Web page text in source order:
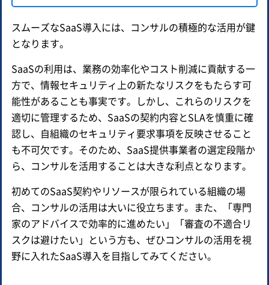
スムーズなSaaS導入には、コンサルの積極的な活用が鍵
となります。
SaaSの利用は、業務の効率化やコスト削減に貢献する一
方で、情報セキュリティ上の新たなリスクをもたらす可
能性があることも事実です。しかし、これらのリスクを
適切に管理するため、SaaSの契約内容とSLAを慎重に確
認し、自組織のセキュリティ要求事項を反映させること
も不可欠です。そのため、SaaS提供事業者の選定段階か
ら、コンサルを活用することは大きな利点となります。
初めてのSaaS契約やリソースが限られている組織の場
合、コンサルの活用は大いに役立ちます。また、「専門
家のアドバイスで効率的に進めたい」「審査の不適合リ
スクは避けたい」という方も、ぜひコンサルの活用を視
野に入れたSaaS導入を目指してみてください。